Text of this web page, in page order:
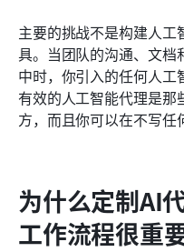
主要的挑战不是构建人工
具。当团队的沟通、文档
中时，你引入的任何人
有效的人工智能代理是
方，而且你可以在不写任
为什么定制AI
工作流程很重